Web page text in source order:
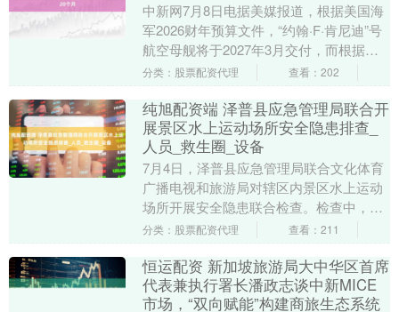
中新网7月8日电据美媒报道，根据美国海
军2026财年预算文件，“约翰·F·肯尼迪”号
航空母舰将于2027年3月交付，而根据的
预算计划，该航母原定于2025年7月....
分类：股票配资代理 查看：202
纯旭配资端 泽普县应急管理局联合开
展景区水上运动场所安全隐患排查_
人员_救生圈_设备
7月4日，泽普县应急管理局联合文化体育
广播电视和旅游局对辖区内景区水上运动
场所开展安全隐患联合检查。检查中，检
查组主要对涉及漂流、摩托艇、水上乐园
分类：股票配资代理 查看：211
恒运配资 新加坡旅游局大中华区首席
代表兼执行署长潘政志谈中新MICE
市场，“双向赋能”构建商旅生态系统